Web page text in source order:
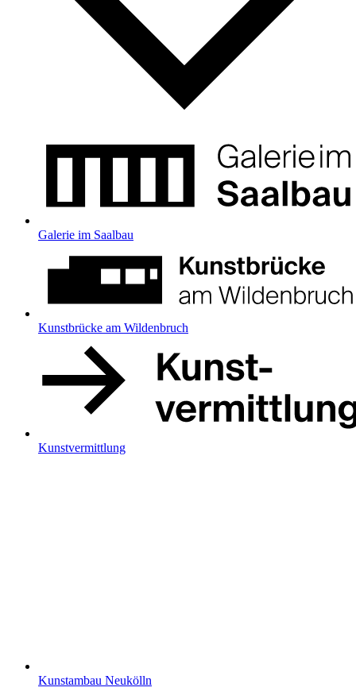
Galerie im Saalbau
Kunstbrücke am Wildenbruch
Kunstvermittlung
Kunstambau Neukölln